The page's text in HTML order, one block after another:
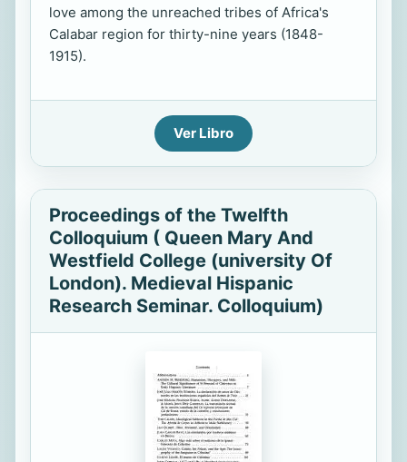
love among the unreached tribes of Africa's
Calabar region for thirty-nine years (1848-
1915).
Ver Libro
Proceedings of the Twelfth
Colloquium ( Queen Mary And
Westfield College (university Of
London). Medieval Hispanic
Research Seminar. Colloquium)